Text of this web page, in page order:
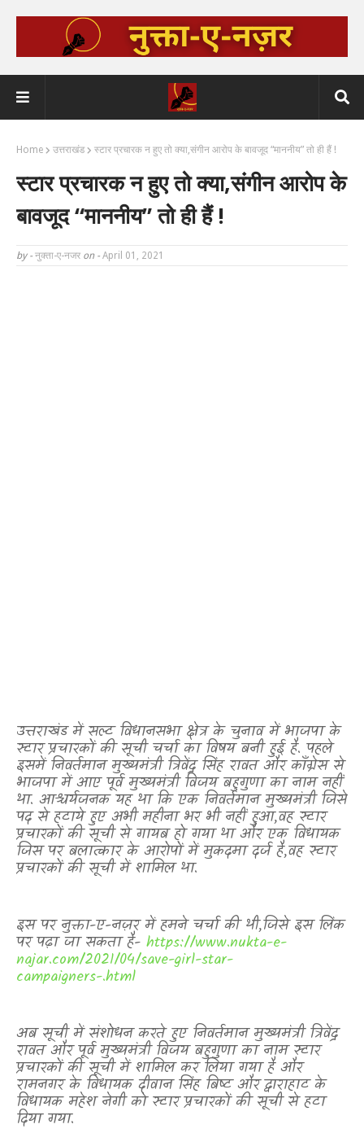
Home उत्तराखंड स्टार प्रचारक न हुए तो क्या,संगीन आरोप के बावजूद “माननीय” तो ही हैं !
स्टार प्रचारक न हुए तो क्या,संगीन आरोप के
बावजूद “माननीय” तो ही हैं !
by - नुक्ता-ए-नजर on - April 01, 2021
उत्तराखंडमें सल्ट विधानसभा क्षेत्र के चुनाव में भाजपा के
स्टार प्रचारकों की सूची चर्चा का विषय बनी हुई है. पहले
इसमें निवर्तमान मुख्यमंत्री त्रिवेंद्र सिंह रावत और कॉंग्रेस से
भाजपा में आए पूर्व मुख्यमंत्री विजय बहुगुणा का नाम नहीं
था. आश्चर्यजनक यह था कि एक निवर्तमान मुख्यमंत्री जिसे
पद से हटाये हुए अभी महीना भर भी नहीं हुआ,वह स्टार
प्रचारकों की सूची से गायब हो गया था और एक विधायक
जिस पर बलात्कार के आरोपों में मुकदमा दर्ज है,वह स्टार
प्रचारकों की सूची में शामिल था.
इस पर नुक्ता-ए-नज़र में हमने चर्चा की थी,जिसे इस लिंक
पर पढ़ा जा सकता है- https://www.nukta-e-
najar.com/2021/04/save-girl-star-
campaigners-.html
अब सूची में संशोधन करते हुए निवर्तमान मुख्यमंत्री त्रिवेंद्र
रावत और पूर्व मुख्यमंत्री विजय बहुगुणा का नाम स्टार
प्रचारकों की सूची में शामिल कर लिया गया है और
रामनगर के विधायक दीवान सिंह बिष्ट और द्वाराहाट के
विधायक महेश नेगी को स्टार प्रचारकों की सूची से हटा
दिया गया.